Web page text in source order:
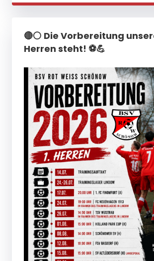
🔴⚪ Die Vorbereitung
Herren steht! ⚽💪